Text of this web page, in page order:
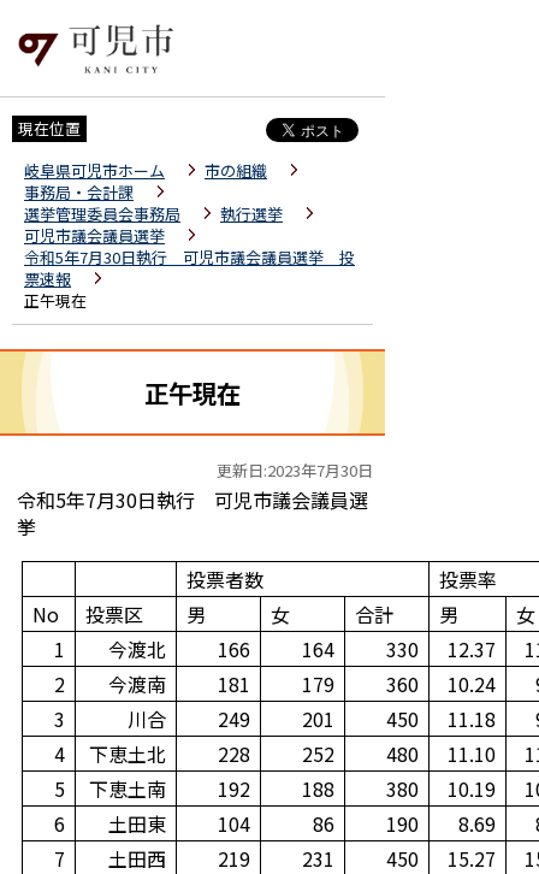
現在位置
岐阜県可児市ホーム
市の組織
事務局・会計課
選挙管理委員会事務局
執行選挙
可児市議会議員選挙
令和5年7月30日執行 可児市議会議員選挙 投
票速報
正午現在
正午現在
更新日:2023年7月30日
令和5年7月30日執行 可児市議会議員選
挙
投票者数
投票率
No
投票区 男 女 合計 男
女
1
今渡北 166 164 330 12.37
2
今渡南 181 179 360 10.24
3
川合 249 201 450 11.18
4
下恵土北 228 252 480 11.10
5
下恵土南 192 188 380 10.19
6
土田東 104 86 190 8.69
7
土田西 219 231 450 15.27